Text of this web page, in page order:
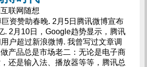
联网随想
资赞助春晚. 2月5日腾讯微博宣布
. 2月10日，Google趋势显示，腾讯
户超过新浪微博. 我曾写过文章调
产品总是市场老二：无论是电子商
还是输入法、播放器等等，腾讯总